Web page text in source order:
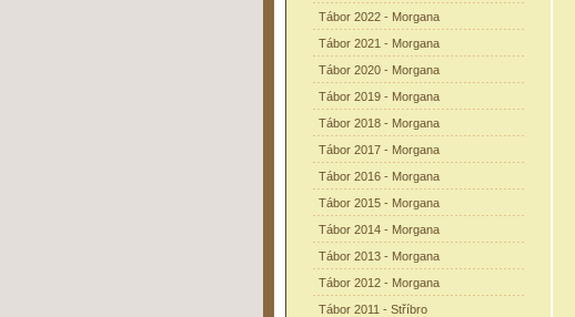
Tábor 2022 - Morgana
Tábor 2021 - Morgana
Tábor 2020 - Morgana
Tábor 2019 - Morgana
Tábor 2018 - Morgana
Tábor 2017 - Morgana
Tábor 2016 - Morgana
Tábor 2015 - Morgana
Tábor 2014 - Morgana
Tábor 2013 - Morgana
Tábor 2012 - Morgana
Tábor 2011 - Stříbro